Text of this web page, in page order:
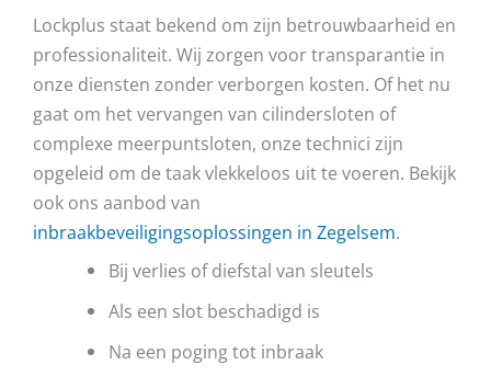
Lockplus staat bekend om zijn betrouwbaarheid en
professionaliteit. Wij zorgen voor transparantie in
onze diensten zonder verborgen kosten. Of het nu
gaat om het vervangen van cilindersloten of
complexe meerpuntsloten, onze technici zijn
opgeleid om de taak vlekkeloos uit te voeren. Bekijk
ook ons aanbod van
inbraakbeveiligingsoplossingen in Zegelsem.
Bij verlies of diefstal van sleutels
Als een slot beschadigd is
Na een poging tot inbraak